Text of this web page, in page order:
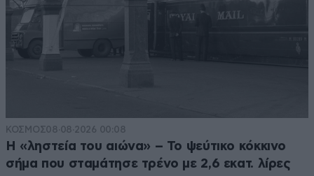
ΚΟΣΜΟΣ08·08·2026 00:08
Η «ληστεία του αιώνα» – Το ψεύτικο κόκκινο
σήμα που σταμάτησε τρένο με 2,6 εκατ. λίρες